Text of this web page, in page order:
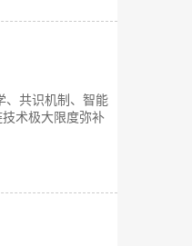
、共识机制、智能
术极大限度弥补